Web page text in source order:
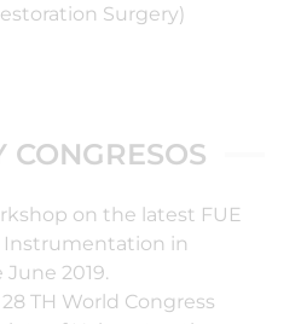
Surgery)
CONGRESOS
on the latest FUE
Instrumentation in
2019.
TH World Congress